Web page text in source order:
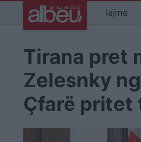
lajme
Tirana pret
Zelesnky
Çfarë pritet